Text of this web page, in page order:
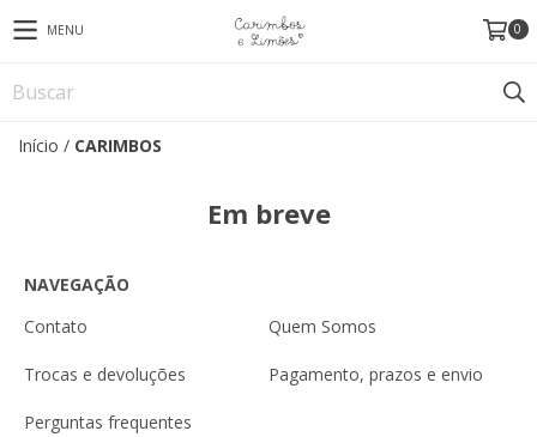
MENU 0
Início / CARIMBOS
Em breve
NAVEGAÇÃO
Contato
Quem Somos
Trocas e devoluções Pagamento, prazos e envio
Perguntas frequentes